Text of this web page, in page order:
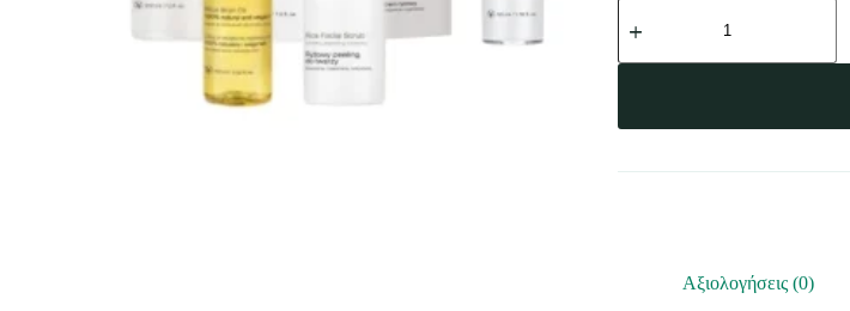
Αξιολογήσεις (0)